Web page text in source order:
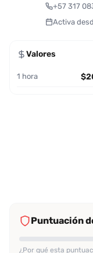
+57 317
Activa
Valores
1 hora
Puntuación
¿Por qué esta